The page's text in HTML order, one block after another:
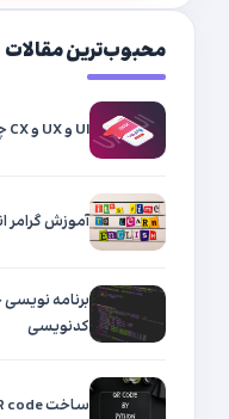
محبوب‌ترین مقالات
UI و UX و CX چیست؟
آموزش گرامر
کدنویسی
ساخت QR code با پایتون | ۳ حالت مختلف